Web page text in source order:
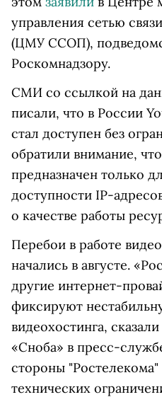
управления сетью
(ЦМУ ССОП),
Роскомнадзору.
СМИ со ссылкой на
писали, что в России
стал доступен без
обратили внимание,
предназначен только
доступности IP-
о качестве работы
Перебои в работе
начались в августе.
другие интернет-
фиксируют
видеохостинга,
«Сноба» в пресс-
стороны
технических